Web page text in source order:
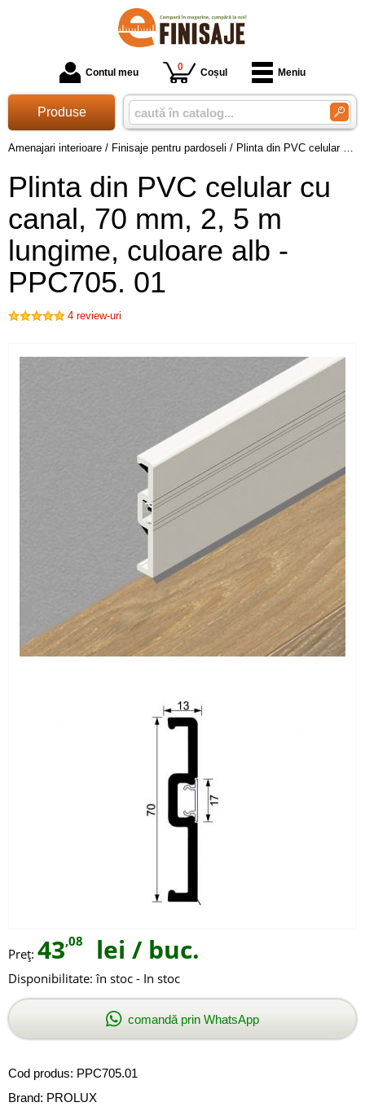
Contul meu 0 Coșul Meniu
Produse
Amenajari interioare / Finisaje pentru pardoseli / Plinta din PVC celular cu canal, 70 mm, 2, 5 m lungime, culoare alb - PPC705. 01
Plinta din PVC celular cu
canal, 70 mm, 2, 5 m
lungime, culoare alb -
PPC705. 01
4 review-uri
Preţ: 43,08 lei / buc.
Disponibilitate: în stoc - In stoc
comandă prin WhatsApp
Cod produs: PPC705.01
Brand: PROLUX